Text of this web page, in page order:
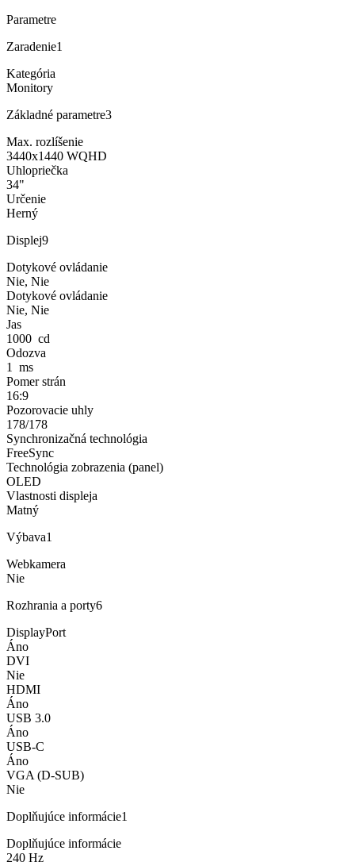
Parametre
Zaradenie1
Kategória
Monitory
Základné parametre3
Max. rozlíšenie
3440x1440 WQHD
Uhlopriečka
34"
Určenie
Herný
Displej9
Dotykové ovládanie
Nie, Nie
Dotykové ovládanie
Nie, Nie
Jas
1000 cd
Odozva
1 ms
Pomer strán
16:9
Pozorovacie uhly
178/178
Synchronizačná technológia
FreeSync
Technológia zobrazenia (panel)
OLED
Vlastnosti displeja
Matný
Výbava1
Webkamera
Nie
Rozhrania a porty6
DisplayPort
Áno
DVI
Nie
HDMI
Áno
USB 3.0
Áno
USB-C
Áno
VGA (D-SUB)
Nie
Doplňujúce informácie1
Doplňujúce informácie
240 Hz